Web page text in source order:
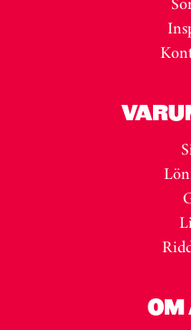
OM